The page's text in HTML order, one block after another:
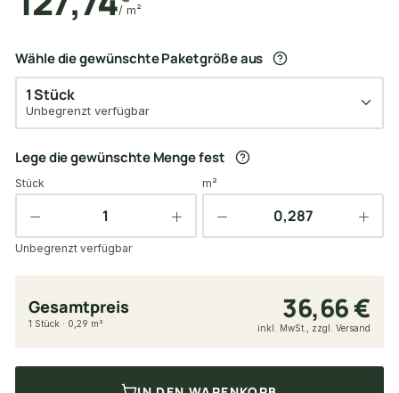
/ m²
Wähle die gewünschte Paketgröße aus
1 Stück
Unbegrenzt verfügbar
Lege die gewünschte Menge fest
Stück m²
Unbegrenzt verfügbar
Gesamtpreis 36,66 €
1 Stück · 0,29 m² inkl. MwSt., zzgl. Versand